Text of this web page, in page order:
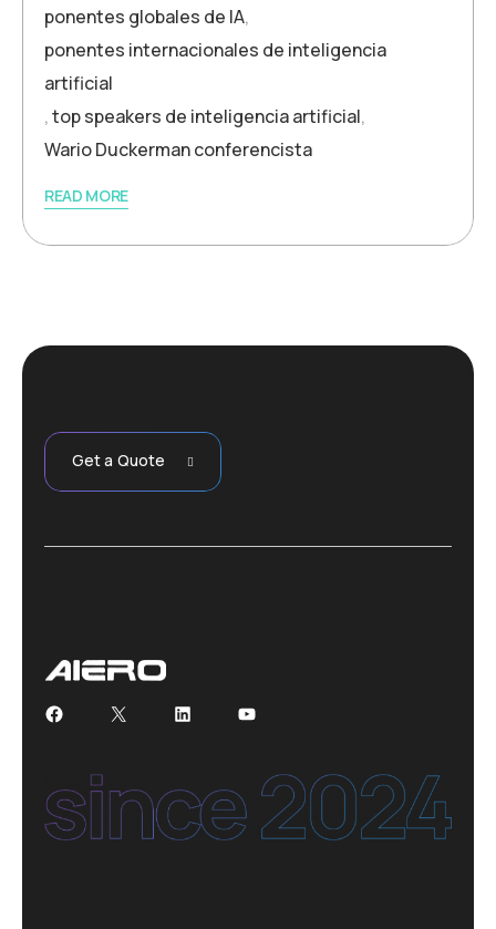
ponentes globales de IA,
ponentes internacionales de inteligencia
artificial
,top speakers de inteligencia artificial,
Wario Duckerman conferencista
READ MORE
Get a Quote
Facebook
X LinkedInYouTube